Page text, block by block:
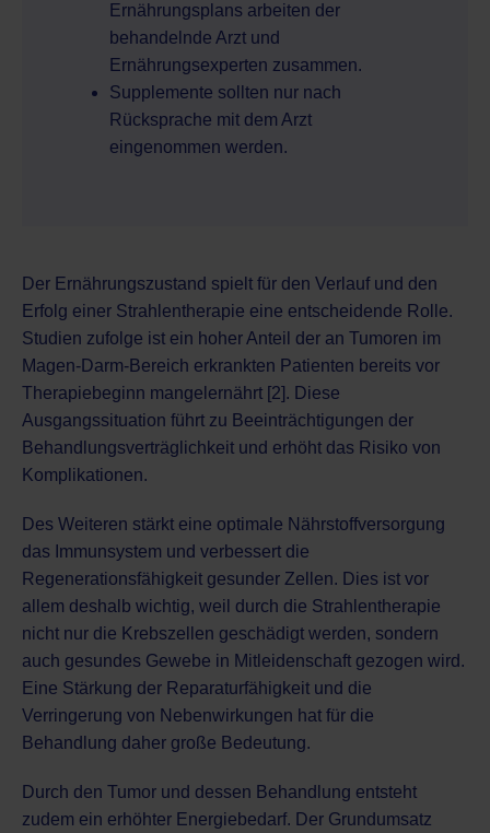
Ernährungsplans arbeiten der
behandelnde Arzt und
Ernährungsexperten zusammen.
Supplemente sollten nur nach
Rücksprache mit dem Arzt
eingenommen werden.
Der Ernährungszustand spielt für den Verlauf und den
Erfolg einer Strahlentherapie eine entscheidende Rolle.
Studien zufolge ist ein hoher Anteil der an Tumoren im
Magen-Darm-Bereich erkrankten Patienten bereits vor
Therapiebeginn mangelernährt [2]. Diese
Ausgangssituation führt zu Beeinträchtigungen der
Behandlungsverträglichkeit und erhöht das Risiko von
Komplikationen.
Des Weiteren stärkt eine optimale Nährstoffversorgung
das Immunsystem und verbessert die
Regenerationsfähigkeit gesunder Zellen. Dies ist vor
allem deshalb wichtig, weil durch die Strahlentherapie
nicht nur die Krebszellen geschädigt werden, sondern
auch gesundes Gewebe in Mitleidenschaft gezogen wird.
Eine Stärkung der Reparaturfähigkeit und die
Verringerung von Nebenwirkungen hat für die
Behandlung daher große Bedeutung.
Durch den Tumor und dessen Behandlung entsteht
zudem ein erhöhter Energiebedarf. Der Grundumsatz